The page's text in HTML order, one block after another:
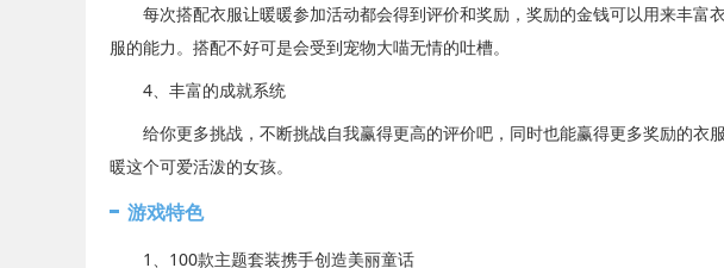
每次搭配衣服让暖暖参加活动都会得到评价和奖励，奖励的金钱可以用来丰富
服的能力。搭配不好可是会受到宠物大喵无情的吐槽。
4、丰富的成就系统
给你更多挑战，不断挑战自我赢得更高的评价吧，同时也能赢得更多奖励的衣
暖这个可爱活泼的女孩。
游戏特色
1、100款主题套装携手创造美丽童话